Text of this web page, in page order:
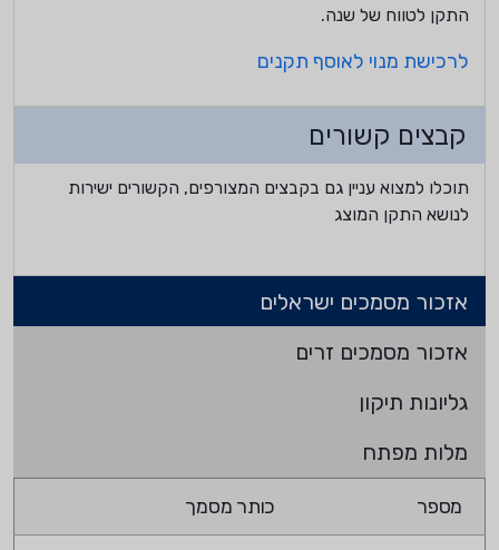
התקן לטווח של שנה.
לרכישת מנוי לאוסף תקנים
קבצים קשורים
תוכלו למצוא עניין גם בקבצים המצורפים, הקשורים ישירות
לנושא התקן המוצג
אזכור מסמכים ישראלים
אזכור מסמכים זרים
גליונות תיקון
מלות מפתח
מספר כותר מסמך